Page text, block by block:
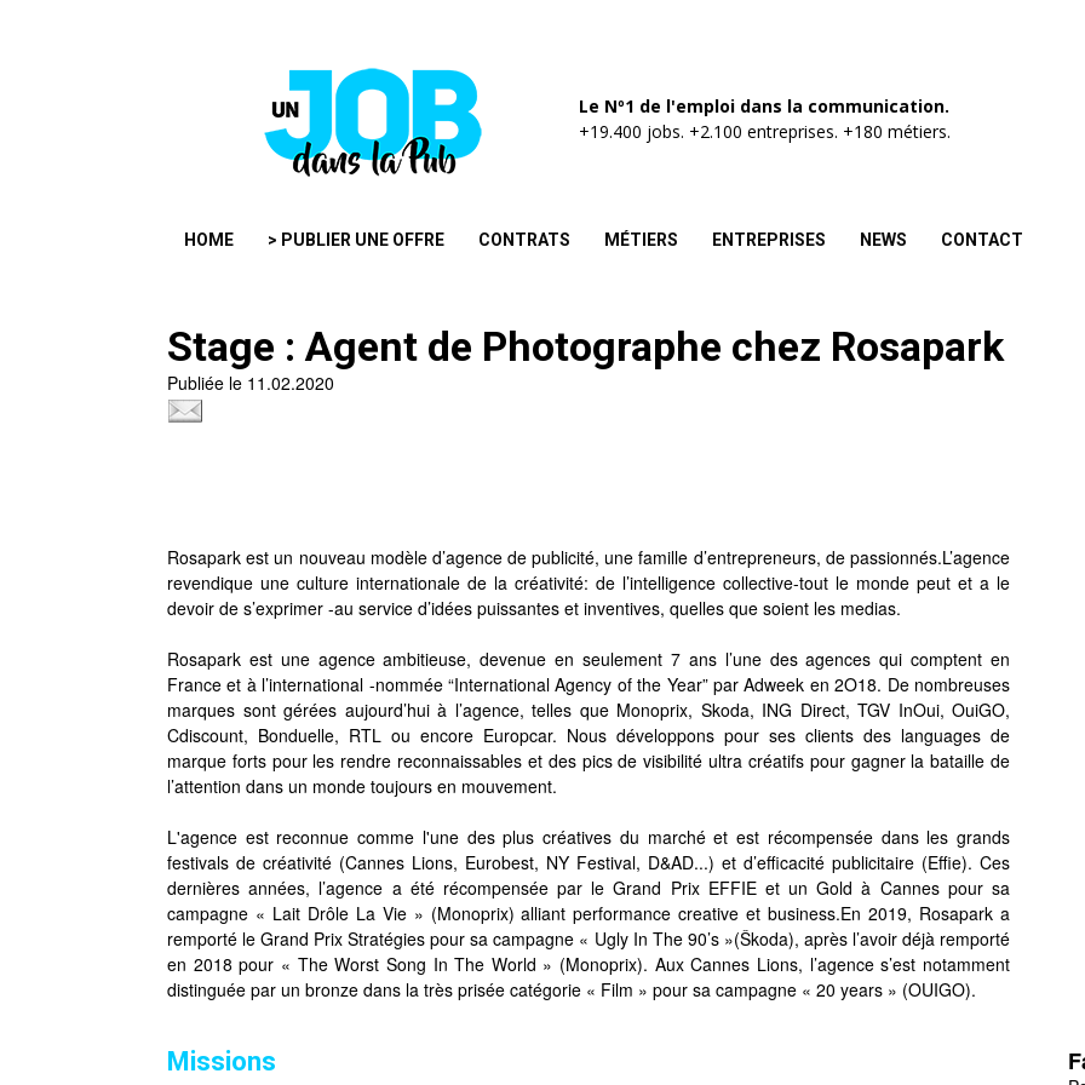
Le Nº1 de l'emploi dans la communication.
+19.400 jobs. +2.100 entreprises. +180 métiers.
HOME > PUBLIER UNE OFFRE CONTRATS MÉTIERS ENTREPRISES NEWS CONTACT
Stage : Agent de Photographe chez Rosapark
Publiée le 11.02.2020
Rosapark est un nouveau modèle d’agence de publicité, une famille d’entrepreneurs, de passionnés.L’agence
revendique une culture internationale de la créativité: de l’intelligence collective-tout le monde peut et a le
devoir de s’exprimer -au service d’idées puissantes et inventives, quelles que soient les medias.
Rosapark est une agence ambitieuse, devenue en seulement 7 ans l’une des agences qui comptent en
France et à l’international -nommée “International Agency of the Year” par Adweek en 2O18. De nombreuses
marques sont gérées aujourd’hui à l’agence, telles que Monoprix, Skoda, ING Direct, TGV InOui, OuiGO,
Cdiscount, Bonduelle, RTL ou encore Europcar. Nous développons pour ses clients des languages de
marque forts pour les rendre reconnaissables et des pics de visibilité ultra créatifs pour gagner la bataille de
l’attention dans un monde toujours en mouvement.
L'agence est reconnue comme l'une des plus créatives du marché et est récompensée dans les grands
festivals de créativité (Cannes Lions, Eurobest, NY Festival, D&AD...) et d’efficacité publicitaire (Effie). Ces
dernières années, l’agence a été récompensée par le Grand Prix EFFIE et un Gold à Cannes pour sa
campagne « Lait Drôle La Vie » (Monoprix) alliant performance creative et business.En 2019, Rosapark a
remporté le Grand Prix Stratégies pour sa campagne « Ugly In The 90’s »(Škoda), après l’avoir déjà remporté
en 2018 pour « The Worst Song In The World » (Monoprix). Aux Cannes Lions, l’agence s’est notamment
distinguée par un bronze dans la très prisée catégorie « Film » pour sa campagne « 20 years » (OUIGO).
Missions